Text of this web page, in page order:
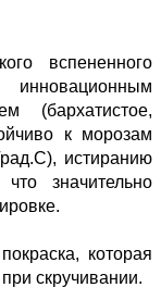
вспененного
(бархатистое,
к морозам
истиранию
значительно
которая
скручивании.